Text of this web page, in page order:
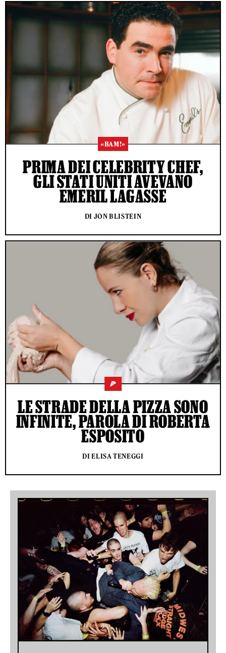
«BAM!»
PRIMA DEI CELEBRITY CHEF,
GLI STATI UNITI AVEVANO
EMERIL LAGASSE
DI JON BLISTEIN
🍕
LE STRADE DELLA PIZZA SONO
INFINITE, PAROLA DI ROBERTA
ESPOSITO
DI ELISA TENEGGI